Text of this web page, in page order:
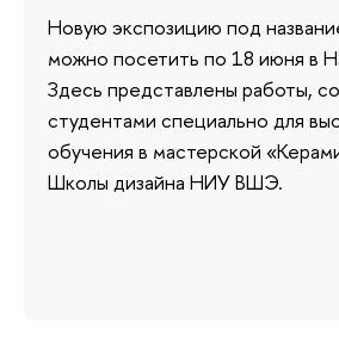
Новую экспозицию под
можно посетить по 18 июня в
Здесь представлены работы,
студентами специально для
обучения в мастерской
Школы дизайна НИУ ВШЭ.